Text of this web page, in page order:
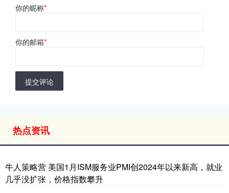
你的昵称*
你的邮箱*
提交评论
热点资讯
牛人策略营 美国1月ISM服务业PMI创2024年以来新高，就业
几乎没扩张，价格指数攀升